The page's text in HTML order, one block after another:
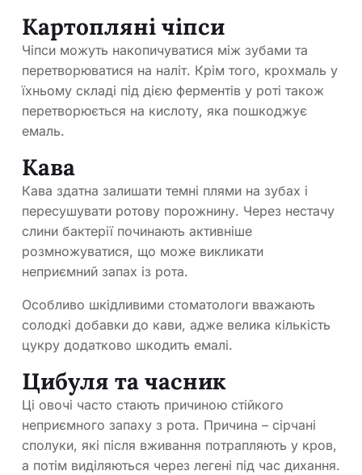
Картопляні чіпси
Чіпси можуть накопичуватися між зубами та
перетворюватися на наліт. Крім того, крохмаль у
їхньому складі під дією ферментів у роті також
перетворюється на кислоту, яка пошкоджує
емаль.
Кава
Кава здатна залишати темні плями на зубах і
пересушувати ротову порожнину. Через нестачу
слини бактерії починають активніше
розмножуватися, що може викликати
неприємний запах із рота.
Особливо шкідливими стоматологи вважають
солодкі добавки до кави, адже велика кількість
цукру додатково шкодить емалі.
Цибуля та часник
Ці овочі часто стають причиною стійкого
неприємного запаху з рота. Причина – сірчані
сполуки, які після вживання потрапляють у кров,
а потім виділяються через легені під час дихання.